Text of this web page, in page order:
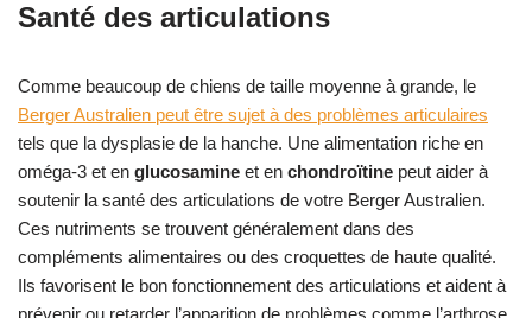
Santé des articulations
Comme beaucoup de chiens de taille moyenne à grande, le
Berger Australien peut être sujet à des problèmes articulaires
tels que la dysplasie de la hanche. Une alimentation riche en
oméga-3 et en glucosamine et en chondroïtine peut aider à
soutenir la santé des articulations de votre Berger Australien.
Ces nutriments se trouvent généralement dans des
compléments alimentaires ou des croquettes de haute qualité.
Ils favorisent le bon fonctionnement des articulations et aident à
prévenir ou retarder l’apparition de problèmes comme l’arthrose.